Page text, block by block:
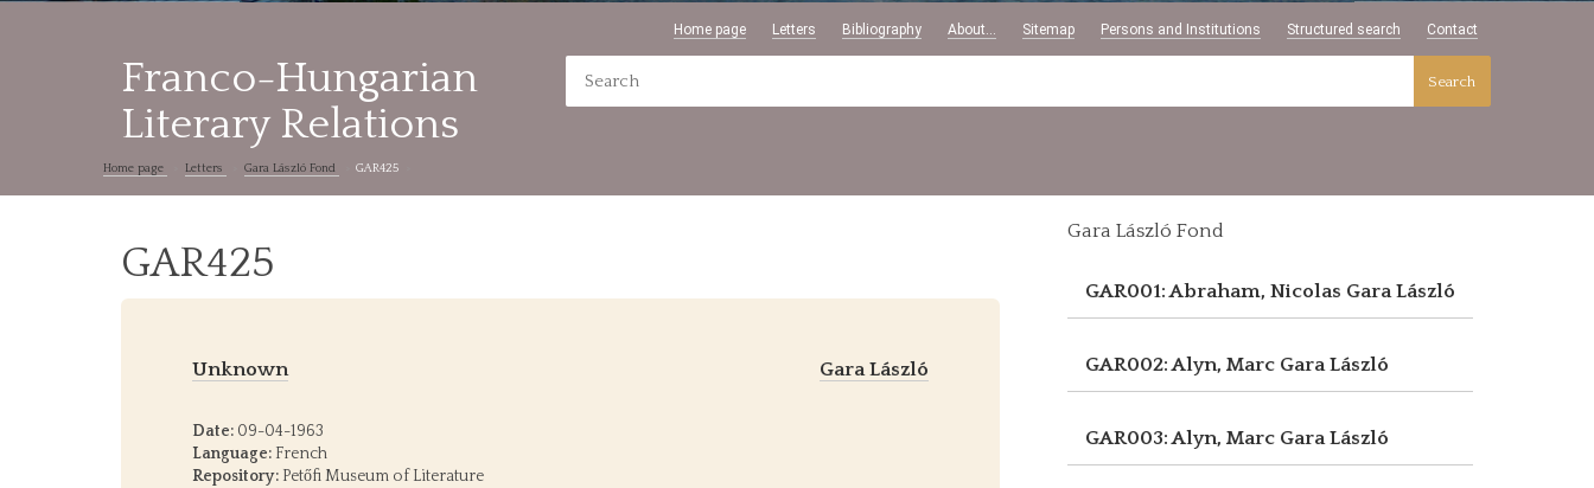
Home page Letters Bibliography About... Sitemap Persons and Institutions Structured search Contact
Franco-Hungarian
Literary Relations
Search
Home page Letters Gara László Fond GAR425
GAR425
Unknown Gara László
Date: 09-04-1963
Language: French
Repository: Petőfi Museum of Literature
Gara László Fond
GAR001: Abraham, Nicolas Gara László
GAR002: Alyn, Marc Gara László
GAR003: Alyn, Marc Gara László